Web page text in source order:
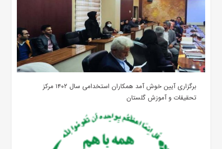
برگزاری آیین خوش آمد همکاران استخدامی سال ۱۴۰۲ مرکز
تحقیقات و آموزش گلستان